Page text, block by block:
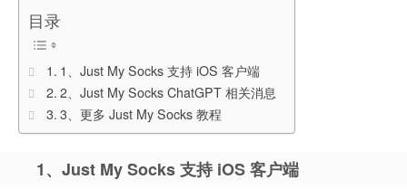
目录
1、Just My Socks 支持 iOS 客户端
2、Just My Socks ChatGPT 相关消息
3、更多 Just My Socks 教程
1、Just My Socks 支持 iOS 客户端